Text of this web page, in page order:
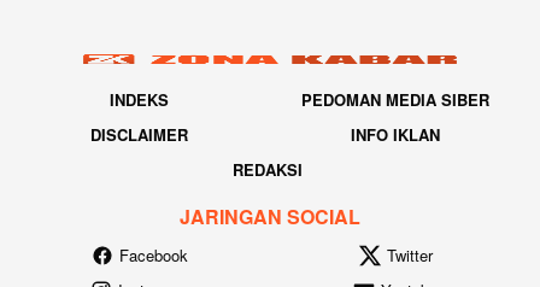
INDEKS
PEDOMAN MEDIA SIBER
DISCLAIMER
INFO IKLAN
REDAKSI
JARINGAN SOCIAL
Facebook
Twitter